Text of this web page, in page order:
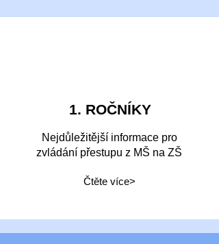
1. ROČNÍKY
Nejdůležitější informace pro
zvládání přestupu z MŠ na ZŠ
Čtěte více>